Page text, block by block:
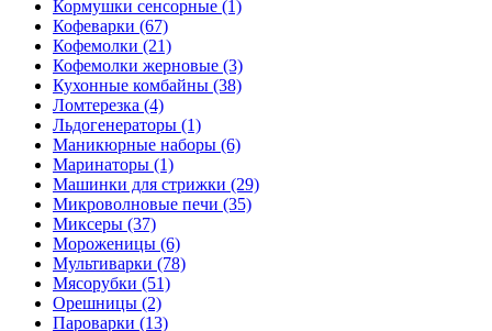
Кормушки сенсорные (1)
Кофеварки (67)
Кофемолки (21)
Кофемолки жерновые (3)
Кухонные комбайны (38)
Ломтерезка (4)
Льдогенераторы (1)
Маникюрные наборы (6)
Маринаторы (1)
Машинки для стрижки (29)
Микроволновые печи (35)
Миксеры (37)
Мороженицы (6)
Мультиварки (78)
Мясорубки (51)
Орешницы (2)
Пароварки (13)